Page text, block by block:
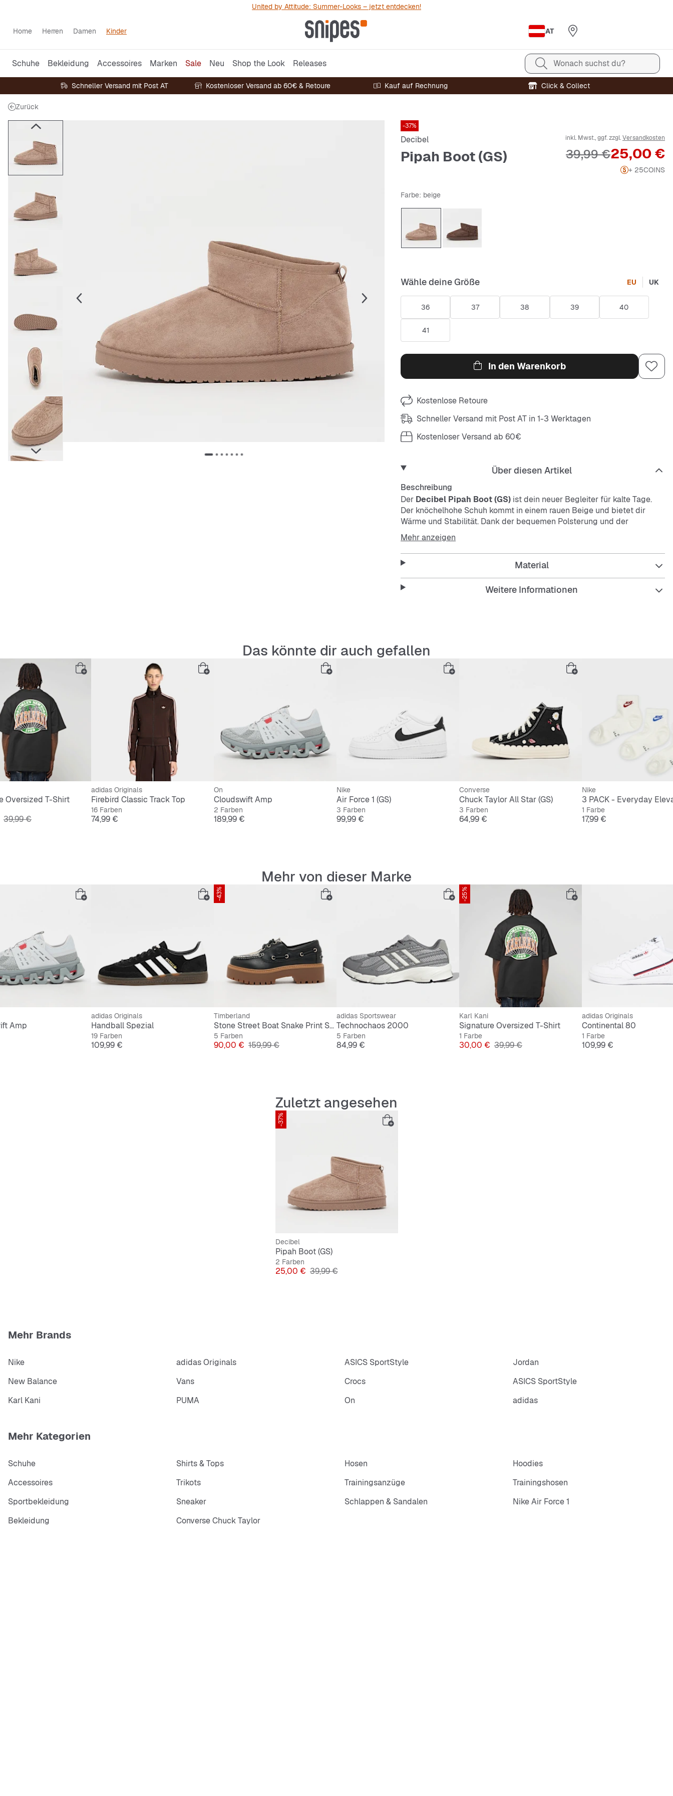
United by Attitude: Summer-Looks – jetzt entdecken!
Home Herren Damen Kinder AT
Schuhe Bekleidung Accessoires Marken Sale Neu Shop the Look Releases Wonach suchst du?
Schneller Versand mit Post AT Kostenloser Versand ab 60€ & Retoure Kauf auf Rechnung Click & Collect
Zurück
-37%
Decibel
Pipah Boot (GS)
inkl. Mwst., ggf. zzgl.Versandkosten
Preis
25,00 €
Originalpreis
39,99 €
+ 25COINS
Farbe: beige
Wähle deine Größe EU UK
36 37 38 39 40
41
In den Warenkorb
Kostenlose Retoure
Schneller Versand mit Post AT in 1-3 Werktagen
Kostenloser Versand ab 60€
Über diesen Artikel
Beschreibung
Der Decibel Pipah Boot (GS) ist dein neuer Begleiter für kalte Tage.
Der knöchelhohe Schuh kommt in einem rauen Beige und bietet dir
Wärme und Stabilität. Dank der bequemen Polsterung und der
rutschfesten, leichten Außensohle ist er super angenehm zu tragen. Der
Slip-On-Verschluss macht das Anziehen easy und schnell.
Bequeme Polsterung innen
Slip-On-Verschluss für schnellen Einstieg
Mehr anzeigen
Material
Weitere Informationen
Das könnte dir auch gefallen
Oversized T-Shirt
Originalpreis
39,99 €
adidas Originals
Firebird Classic Track Top
16 Farben
Preis
74,99 €
On
Cloudswift Amp
2 Farben
Preis
189,99 €
Nike
Air Force 1 (GS)
3 Farben
Preis
99,99 €
Converse
Chuck Taylor All Star (GS)
3 Farben
Preis
64,99 €
Nike
1 Farbe
Preis
17,99 €
Mehr von dieser Marke
Amp
adidas Originals
Handball Spezial
19 Farben
Preis
109,99 €
-43%
Timberland
Stone Street Boat Snake Print Suede
5 Farben
Preis
90,00 € Originalpreis
159,99 €
adidas Sportswear
Technochaos 2000
5 Farben
Preis
84,99 €
-25%
Karl Kani
Signature Oversized T-Shirt
1 Farbe
Preis
30,00 € Originalpreis
39,99 €
adidas Originals
Continental 80
1 Farbe
Preis
109,99 €
Zuletzt angesehen
-37%
Decibel
Pipah Boot (GS)
2 Farben
Preis
25,00 € Originalpreis
39,99 €
Mehr Brands
Nike adidas Originals ASICS SportStyle
Jordan
New Balance
Vans Crocs
ASICS SportStyle
Karl Kani
PUMA On adidas
Mehr Kategorien
Schuhe Shirts & Tops Hosen
Hoodies
Accessoires
Trikots Trainingsanzüge
Trainingshosen
Sportbekleidung
Sneaker Schlappen & Sandalen
Nike Air Force 1
Bekleidung
Converse Chuck Taylor